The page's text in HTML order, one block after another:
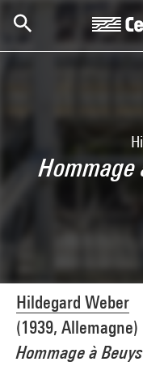
Hommage
Hildegard Weber
(1939, Allemagne)
Hommage à